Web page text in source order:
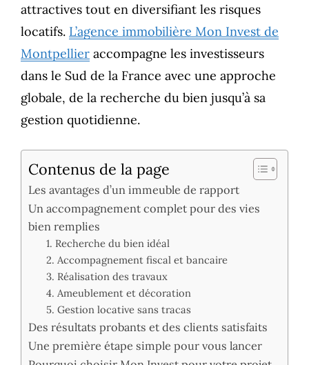
attractives tout en diversifiant les risques
locatifs. L’agence immobilière Mon Invest de
Montpellier accompagne les investisseurs
dans le Sud de la France avec une approche
globale, de la recherche du bien jusqu’à sa
gestion quotidienne.
Contenus de la page
Les avantages d’un immeuble de rapport
Un accompagnement complet pour des vies
bien remplies
1. Recherche du bien idéal
2. Accompagnement fiscal et bancaire
3. Réalisation des travaux
4. Ameublement et décoration
5. Gestion locative sans tracas
Des résultats probants et des clients satisfaits
Une première étape simple pour vous lancer